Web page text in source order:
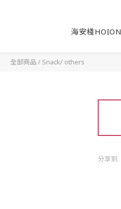
海安棧HOION
全部商品 / Snack/ others
分享到